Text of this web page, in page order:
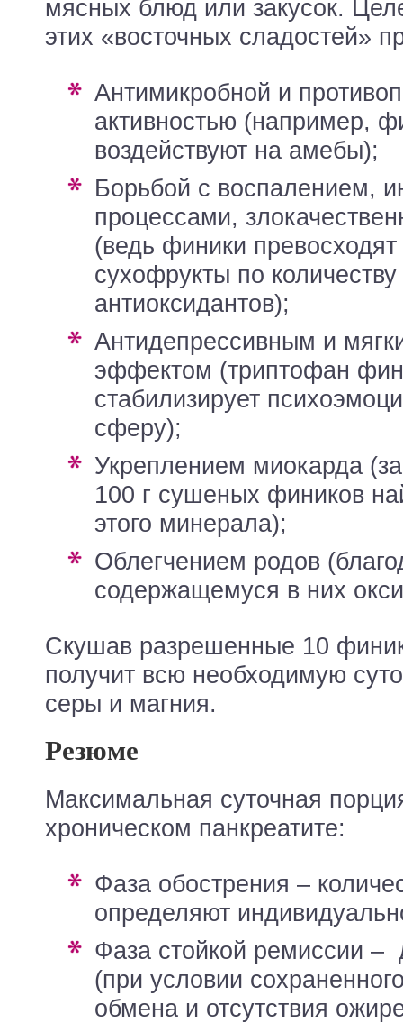
мясных блюд или закусок.
этих «восточных сладостей»
антимикробной и противопаразитарной
активностью (например,
воздействуют на амебы);
борьбой с воспалением, инволютивными
процессами,
(ведь финики
сухофрукты по
антиоксидантов);
антидепрессивным и мягким снотворным
эффектом (триптофан
стабилизирует
сферу);
укреплением миокарда (за счет калия, в
100 г сушеных фиников
этого минерала);
облегчением родов (благодаря
содержащемуся в них
Скушав разрешенные 10
получит всю необходимую
серы и магния.
Резюме
Максимальная суточная
хроническом панкреатите:
фаза обострения – количество фиников
определяют
фаза стойкой ремиссии – до 10 фиников
(при условии
обмена и отсутствия